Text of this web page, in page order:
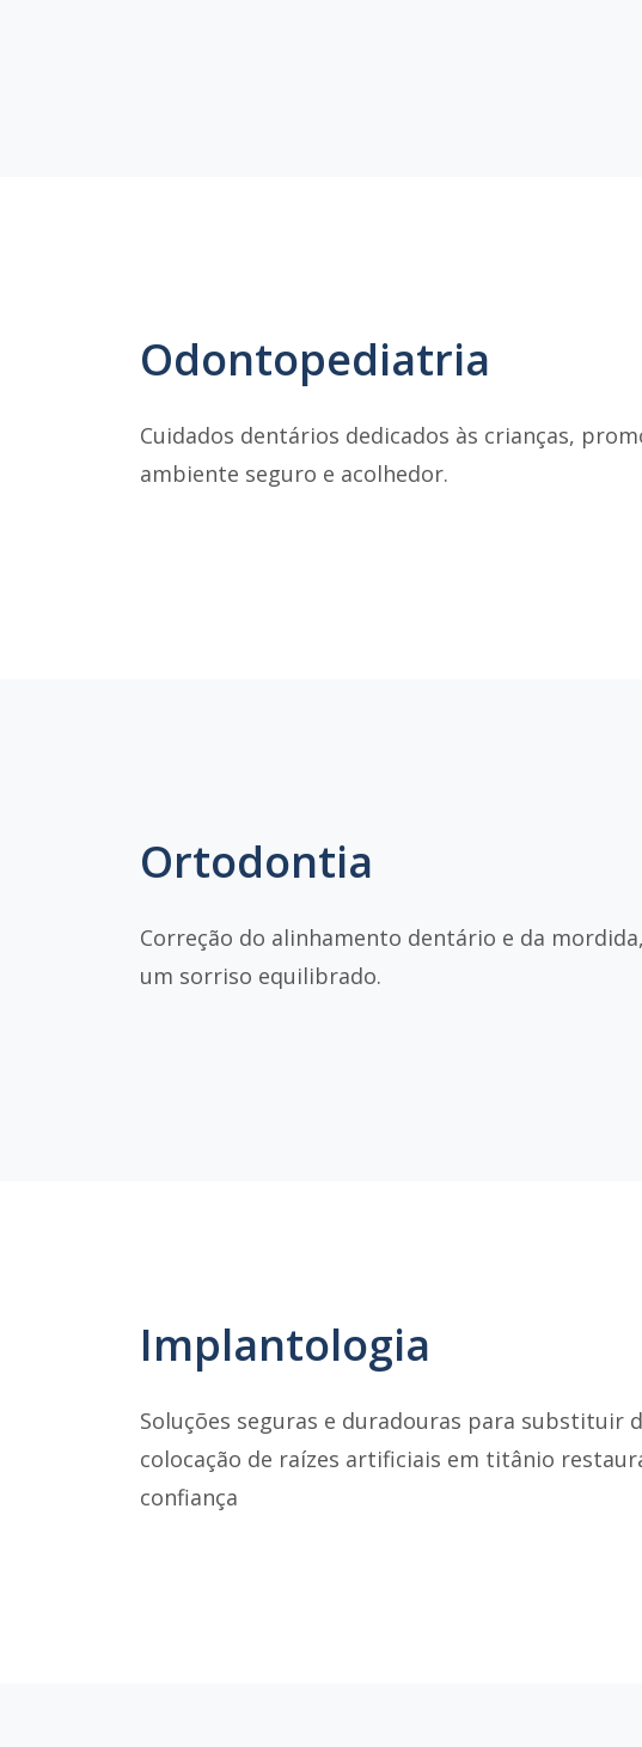
Odontopediatria
Cuidados dentários dedicados às crianças,
ambiente seguro e acolhedor.
Ortodontia
Correção do alinhamento dentário e da
um sorriso equilibrado.
Implantologia
Soluções seguras e duradouras para substituir
colocação de raízes artificiais em titânio
confiança